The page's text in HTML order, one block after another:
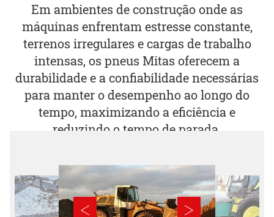
Em ambientes de construção onde as
máquinas enfrentam estresse constante,
terrenos irregulares e cargas de trabalho
intensas, os pneus Mitas oferecem a
durabilidade e a confiabilidade necessárias
para manter o desempenho ao longo do
tempo, maximizando a eficiência e
reduzindo o tempo de parada.